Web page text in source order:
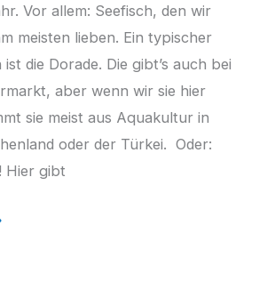
Vor allem: Seefisch, den wir
meisten lieben. Ein typischer
die Dorade. Die gibt’s auch bei
aber wenn wir sie hier
sie meist aus Aquakultur in
oder der Türkei. Oder:
Hier gibt